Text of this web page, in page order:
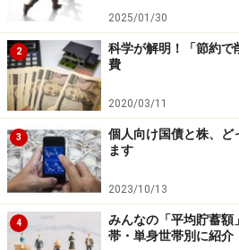
「貯まる快感」を味わうには、”
がコツです。まず「貯蓄分は別
始めましょう。
普段使っている口座にお金を入れ
くさんある！」→「使ってしま
間になくなってしまいます。
一番のおすすめは、貯蓄の王道
引きができるもの（財形貯蓄や社
2025/01/30
2
科学が解明！「節約で
費
2020/03/11
3
個人向け国債と株、ど
ます
2023/10/13
4
みんなの「平均貯蓄額
帯・単身世帯別に紹介